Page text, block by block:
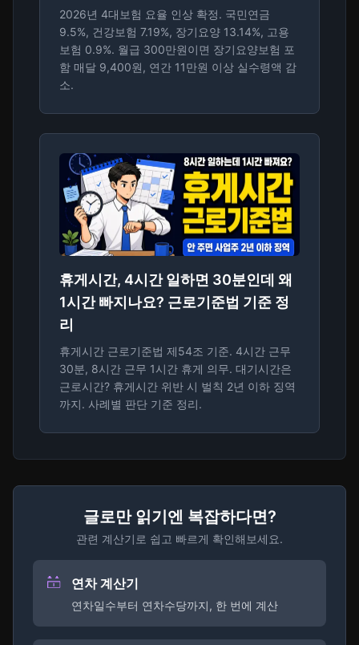
2026년 4대보험 요율 인상 확정. 국민연금
9.5%, 건강보험 7.19%, 장기요양 13.14%, 고용
보험 0.9%. 월급 300만원이면 장기요양보험 포
함 매달 9,400원, 연간 11만원 이상 실수령액 감
소.
휴게시간, 4시간 일하면 30분인데 왜
1시간 빠지나요? 근로기준법 기준 정
리
휴게시간 근로기준법 제54조 기준. 4시간 근무
30분, 8시간 근무 1시간 휴게 의무. 대기시간은
근로시간? 휴게시간 위반 시 벌칙 2년 이하 징역
까지. 사례별 판단 기준 정리.
글로만 읽기엔 복잡하다면?
관련 계산기로 쉽고 빠르게 확인해보세요.
연차 계산기
연차일수부터 연차수당까지, 한 번에 계산